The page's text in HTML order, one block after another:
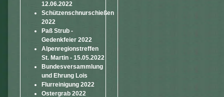
12.06.2022
Schützenschnurschießen
2022
Paß Strub -
Gedenkfeier 2022
Alpenregionstreffen
St. Martin - 15.05.2022
Bundesversammlung
und Ehrung Lois
Flurreinigung 2022
Ostergrab 2022